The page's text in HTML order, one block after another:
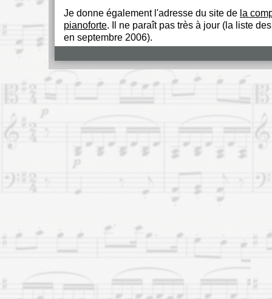
Je donne également l'adresse du site de la
pianoforte. Il ne paraît pas très à jour (la liste
en septembre 2006).